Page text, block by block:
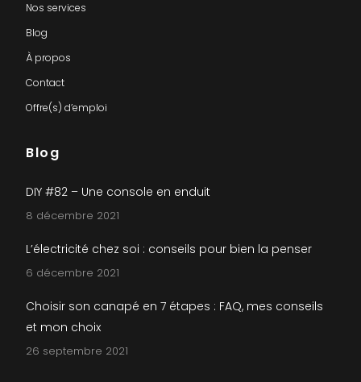
Nos services
Blog
À propos
Contact
Offre(s) d’emploi
Blog
DIY #82 – Une console en enduit
8 décembre 2021
L’électricité chez soi : conseils pour bien la penser
6 décembre 2021
Choisir son canapé en 7 étapes : FAQ, mes conseils
et mon choix
26 septembre 2021